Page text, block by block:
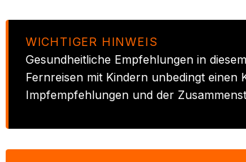
WICHTIGER HINWEIS
Gesundheitliche Empfehlungen in
Fernreisen mit Kindern unbedingt einen
Impfempfehlungen und der